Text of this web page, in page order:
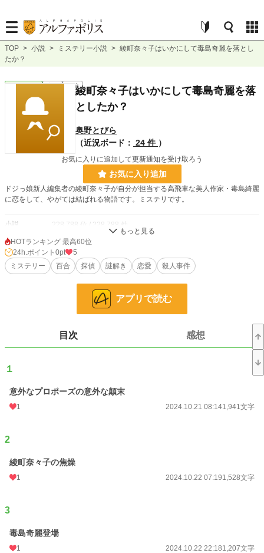
TOP > 小説 > ミステリー小説 > 綾町奈々子はいかにして毒島奇麗を落とし
たか？
ミステリー 完結 長編綾町奈々子はいかにして毒島奇麗を落
としたか？
奥野とびら
（近況ボード： 24 件 ）
お気に入りに追加して更新通知を受け取ろう
お気に入り追加
ドジっ娘新人編集者の綾町奈々子が自分が担当する高飛車な美人作家・毒島綺麗
に恋をして、やがては結ばれる物語です。ミステリです。
小説 228,788 位 / 228,788 件
ミステリー 5,381 位 / 5,381 件
お気に入り
初回公開日時 2024.10.21 08:14
初回完結日時
週間ポイント 0 pt (228,788 位)
月間ポイント
HOTランキング 最高60位
24h.ポイント 0pt
5
ミステリー
百合 探偵 謎解き 恋愛 殺人事件
アプリで読む
目次 感想
１
意外なプロポーズの意外な顛末
1 2024.10.21 08:141,941文字
2
綾町奈々子の焦燥
1 2024.10.22 07:191,528文字
3
毒島奇麗登場
1 2024.10.22 22:181,207文字